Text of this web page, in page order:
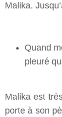
Malika.
Quand
pleuré
Malika est
porte à son